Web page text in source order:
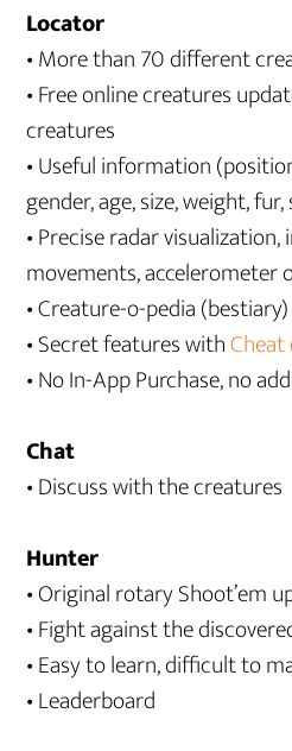
Locator
• More than 70 different
• Free online creatures
creatures
• Useful information
gender, age, size, weight,
• Precise radar
movements, accelerometer
• Creature-o-pedia (bestiary)
• Secret features with
• No In-App Purchase, no
Chat
• Discuss with the creatures
Hunter
• Original rotary Shoot’em
• Fight against the
• Easy to learn, difficult to
• Leaderboard